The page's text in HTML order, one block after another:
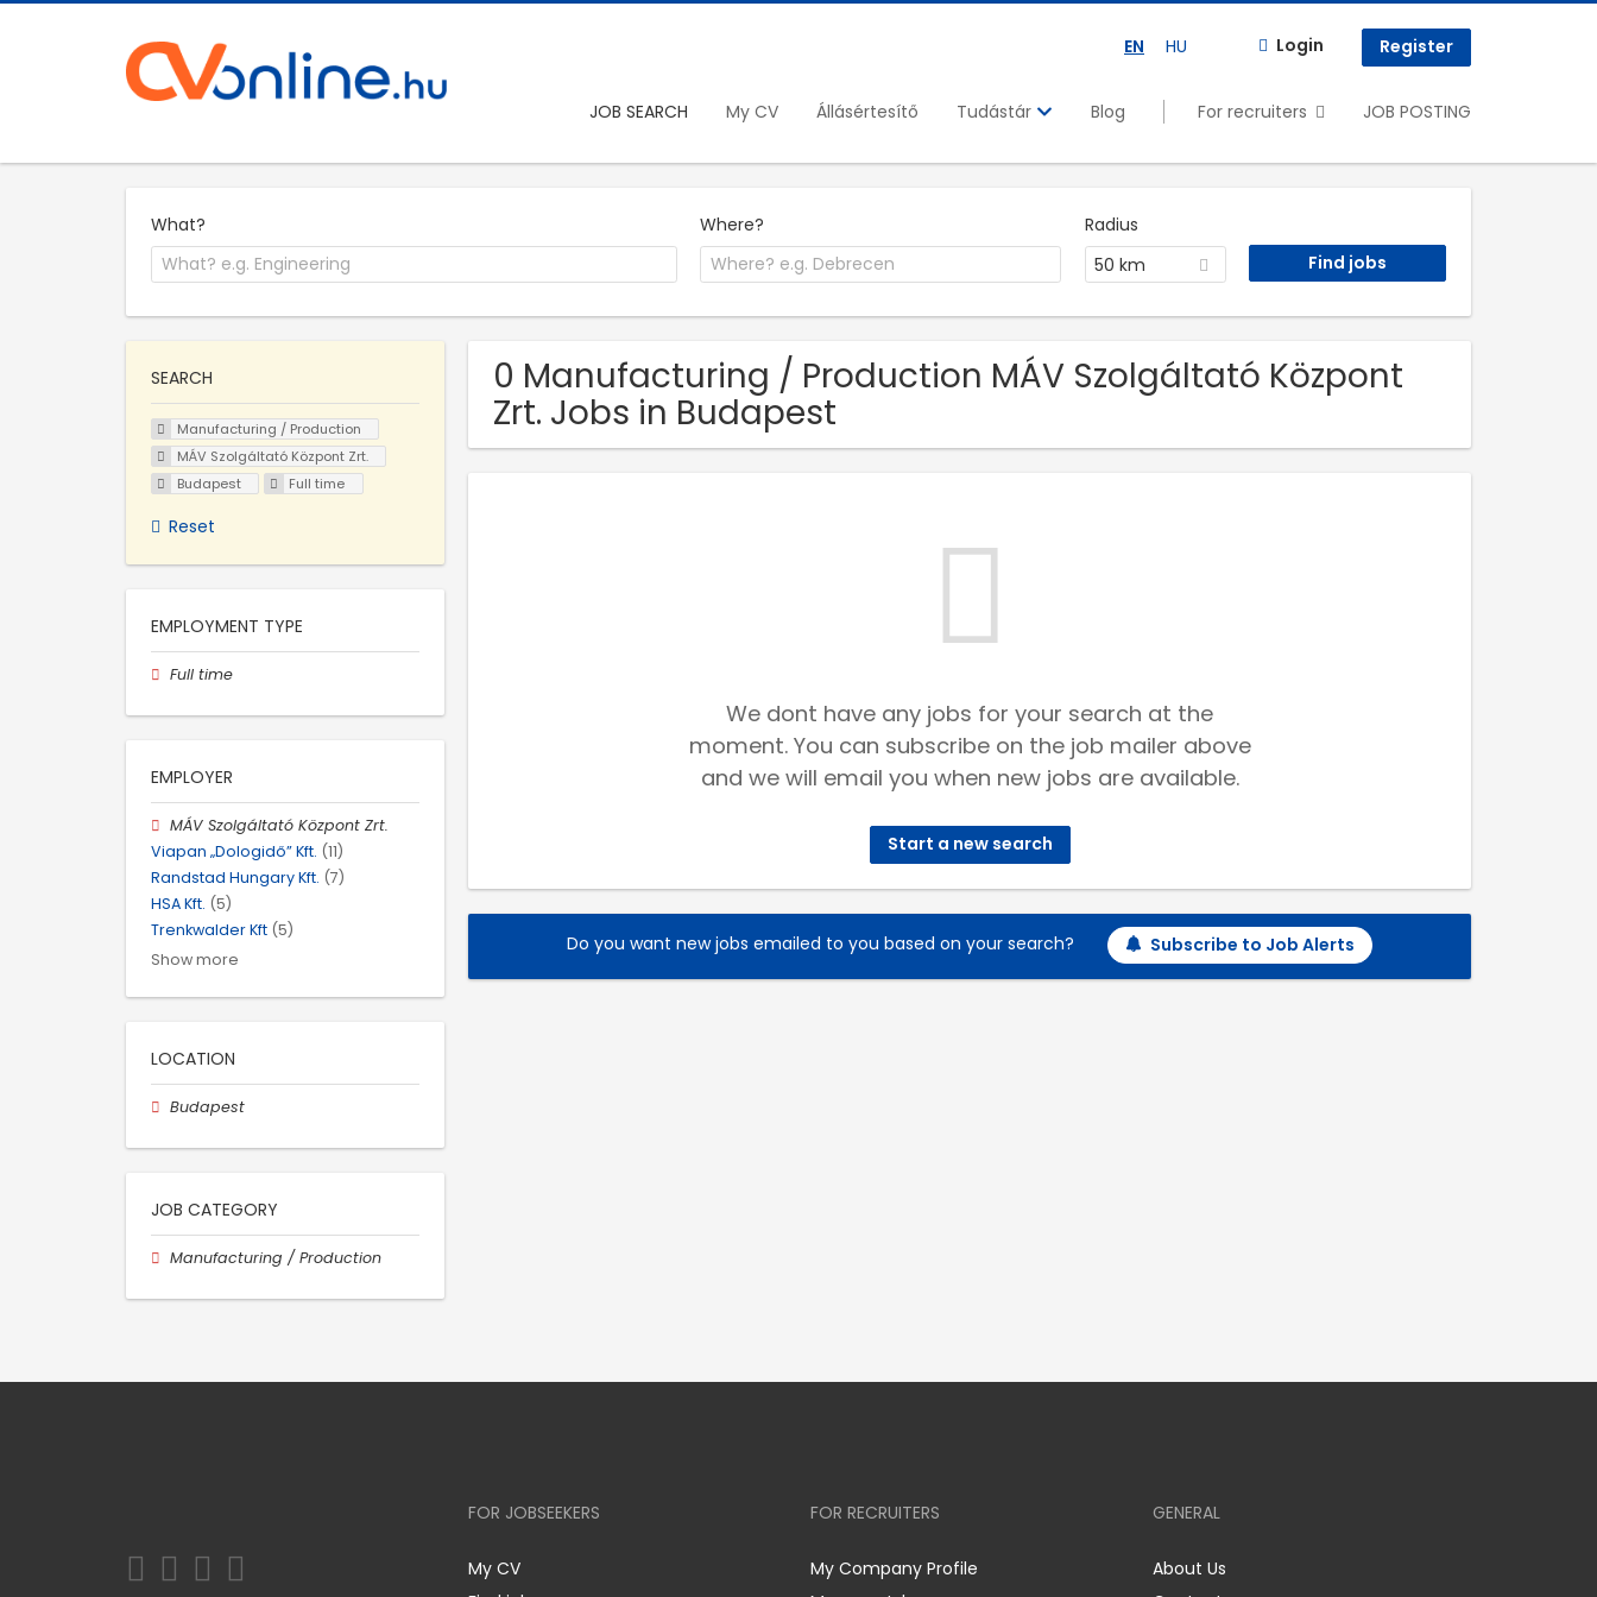
EN HU Login Register
JOB SEARCH My CV Állásértesítő Tudástár Blog For recruiters JOB POSTING
What? Where?
Radius
50 km
0 Manufacturing / Production MÁV Szolgáltató Központ
Zrt. Jobs in Budapest
We dont have any jobs for your search at the
moment. You can subscribe on the job mailer above
and we will email you when new jobs are available.
Start a new search
Do you want new jobs emailed to you based on your search? Subscribe to Job Alerts
SEARCH
Manufacturing / Production
MÁV Szolgáltató Központ Zrt.
Budapest
Full time
Reset
EMPLOYMENT TYPE
Full time
EMPLOYER
MÁV Szolgáltató Központ Zrt.
Viapan „Dologidő” Kft. (11)
Randstad Hungary Kft. (7)
HSA Kft. (5)
Trenkwalder Kft (5)
Show more
LOCATION
Budapest
JOB CATEGORY
Manufacturing / Production
FOR JOBSEEKERS
My CV
FOR RECRUITERS
My Company Profile
GENERAL
About Us